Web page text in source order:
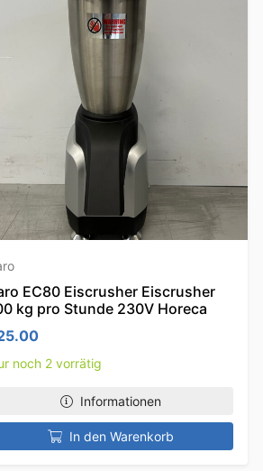
EC80 Eiscrusher Eiscrusher
kg pro Stunde 230V Horeca
noch 2 vorrätig
Informationen
In den Warenkorb